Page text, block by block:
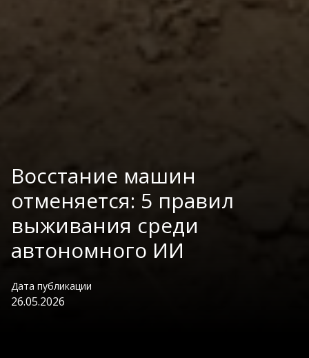
Восстание машин
отменяется: 5 правил
выживания среди
автономного ИИ
Дата публикации
26.05.2026